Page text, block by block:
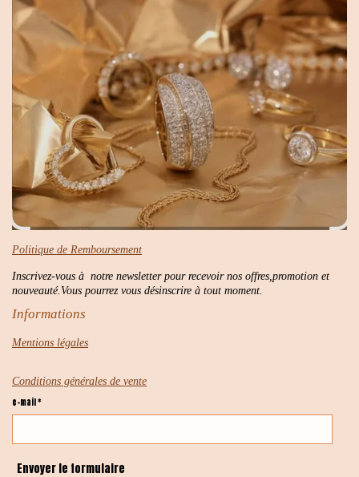
Politique de Remboursement
Inscrivez-vous à notre newsletter pour recevoir nos offres,promotion et
nouveauté.Vous pourrez vous désinscrire à tout moment.
Informations
Mentions légales
Conditions générales de vente
e-mail *
Envoyer le formulaire